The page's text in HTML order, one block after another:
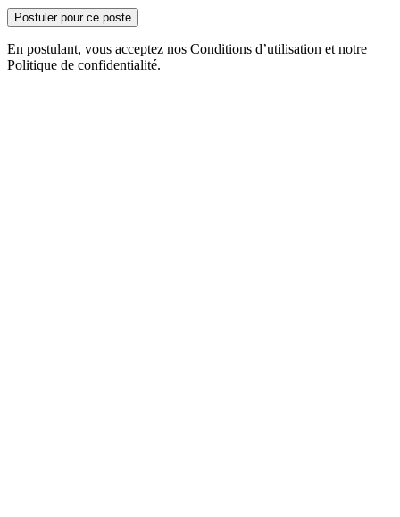
Postuler pour ce poste
En postulant, vous acceptez nos Conditions d’utilisation et notre
Politique de confidentialité.